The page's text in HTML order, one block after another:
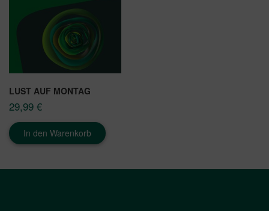
LUST AUF MONTAG
29,99 €
In den Warenkorb